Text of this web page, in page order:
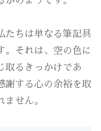
たちは単なる筆記具
。それは、空の色に
取るきっかけであ
謝する心の余裕を取
せん。